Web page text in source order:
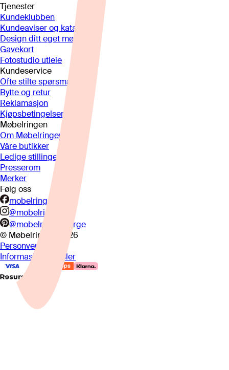
Tjenester
Kundeklubben
Kundeaviser og kataloger
Design ditt eget møbel
Gavekort
Fotostudio utleie
Kundeservice
Ofte stilte spørsmål
Bytte og retur
Reklamasjon
Kjøpsbetingelser
Møbelringen
Om Møbelringen
Våre butikker
Ledige stillinger
Presserom
Merker
Følg oss
mobelringen.no
@mobelringen
@mobelringennorge
© Møbelringen
2026
Personvern
Informasjonskapsler